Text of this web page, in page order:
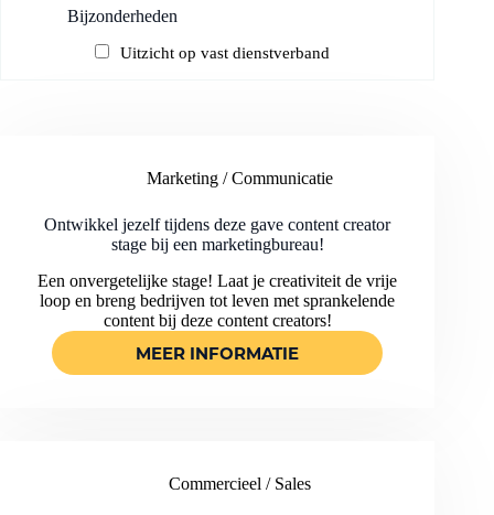
Marketing / Communicatie
Ontwikkel jezelf tijdens deze gave content creator
stage bij een marketingbureau!
Een onvergetelijke stage! Laat je creativiteit de vrije
loop en breng bedrijven tot leven met sprankelende
content bij deze content creators!
MEER INFORMATIE
ONTWIKKEL
CREATOR
Commercieel / Sales
Bijzonderheden
Uitzicht op vast dienstverband